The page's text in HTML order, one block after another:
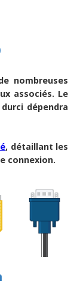
nombreuses
associés. Le
dépendra
, détaillant les
connexion.